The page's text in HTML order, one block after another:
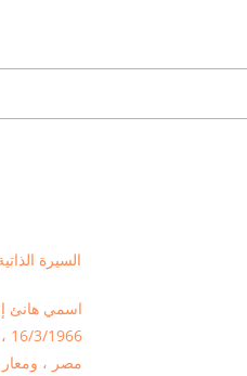
السيرة
اسمي هانئ
مصر ، ومعار